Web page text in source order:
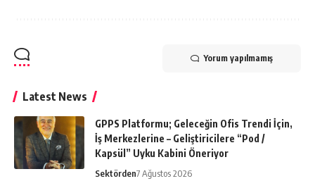
Yorum yapılmamış
Latest News
GPPS Platformu; Geleceğin Ofis Trendi İçin,
İş Merkezlerine – Geliştiricilere “Pod /
Kapsül” Uyku Kabini Öneriyor
Sektörden7 Ağustos 2026